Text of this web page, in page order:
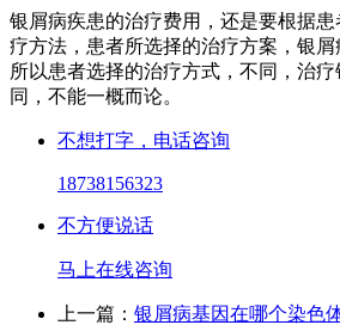
银屑病疾患的治疗费用，还是要根据
疗方法，患者所选择的治疗方案，银屑
所以患者选择的治疗方式，不同，治
同，不能一概而论。
不想打字，电话咨询
18738156323
不方便说话
马上在线咨询
上一篇： 银屑病基因在哪个染色